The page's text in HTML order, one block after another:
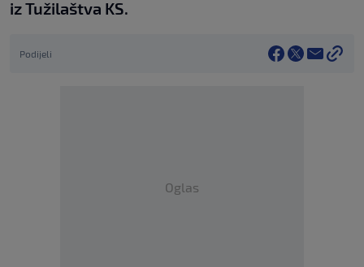
iz Tužilaštva KS.
Podijeli
Oglas